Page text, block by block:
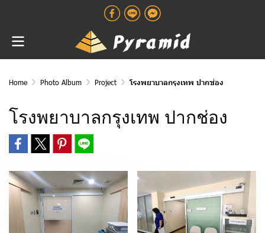
Home Photo Album Project โรงพยาบาลกรุงเทพ ปากช่อง
โรงพยาบาลกรุงเทพ ปากช่อง